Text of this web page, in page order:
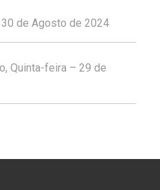
de Agosto de 2024
Quinta-feira – 29 de